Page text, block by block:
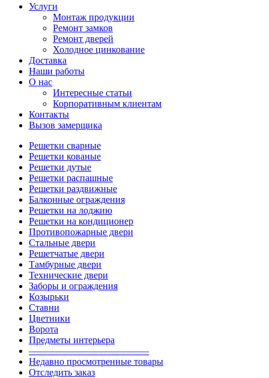
Услуги
Монтаж продукции
Ремонт замков
Ремонт дверей
Холодное цинкование
Доставка
Наши работы
О нас
Интересные статьи
Корпоративным клиентам
Контакты
Вызов замерщика
Решетки сварные
Решетки кованые
Решетки дутые
Решетки распашные
Решетки раздвижные
Балконные ограждения
Решетки на лоджию
Решетки на кондиционер
Противопожарные двери
Стальные двери
Решетчатые двери
Тамбурные двери
Технические двери
Заборы и ограждения
Козырьки
Ставни
Цветники
Ворота
Предметы интерьера
————————————–
Недавно просмотренные товары
Отследить заказ